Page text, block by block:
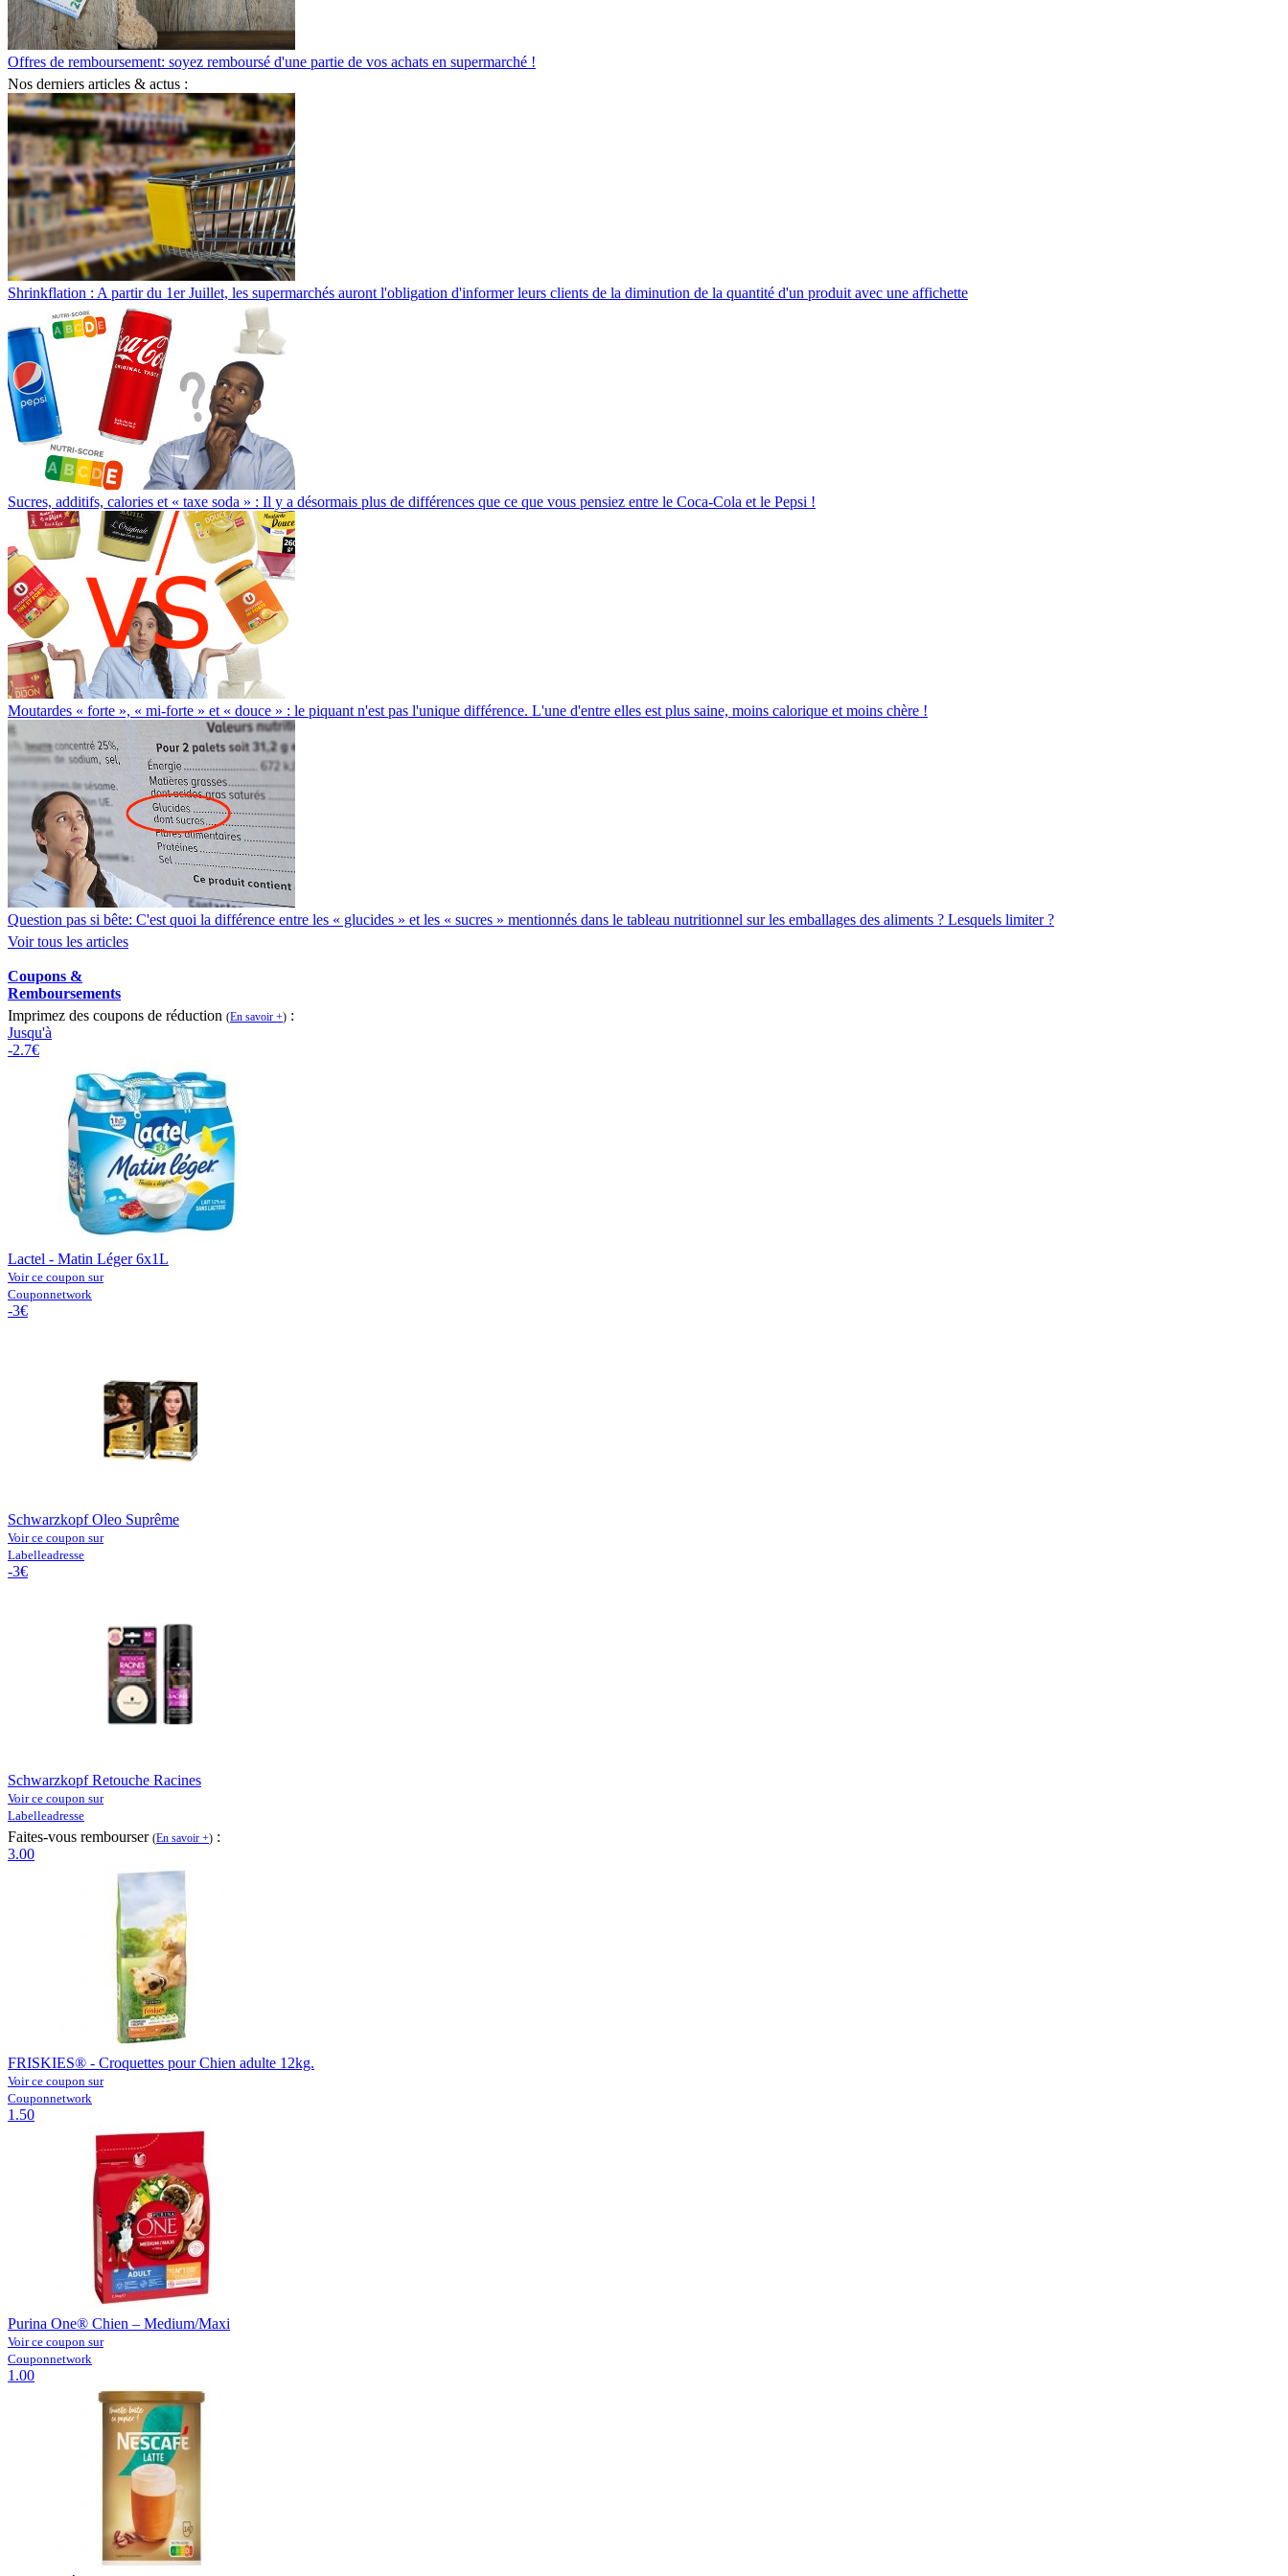
Offres de remboursement: soyez remboursé d'une partie de vos achats en supermarché !
Nos derniers articles & actus :
Shrinkflation : A partir du 1er Juillet, les supermarchés auront l'obligation d'informer leurs clients de la diminution de la quantité d'un produit avec une affichette
Sucres, additifs, calories et « taxe soda » : Il y a désormais plus de différences que ce que vous pensiez entre le Coca-Cola et le Pepsi !
Moutardes « forte », « mi-forte » et « douce » : le piquant n'est pas l'unique différence. L'une d'entre elles est plus saine, moins calorique et moins chère !
Question pas si bête: C'est quoi la différence entre les « glucides » et les « sucres » mentionnés dans le tableau nutritionnel sur les emballages des aliments ? Lesquels limiter ?
Voir tous les articles
Coupons &
Remboursements
Imprimez des coupons de réduction (En savoir +) :
Jusqu'à
-2.7€
Lactel - Matin Léger 6x1L
Voir ce coupon sur
Couponnetwork
-3€
Schwarzkopf Oleo Suprême
Voir ce coupon sur
Labelleadresse
-3€
Schwarzkopf Retouche Racines
Voir ce coupon sur
Labelleadresse
Faites-vous rembourser (En savoir +) :
3.00
FRISKIES® - Croquettes pour Chien adulte 12kg.
Voir ce coupon sur
Couponnetwork
1.50
Purina One® Chien – Medium/Maxi
Voir ce coupon sur
Couponnetwork
1.00